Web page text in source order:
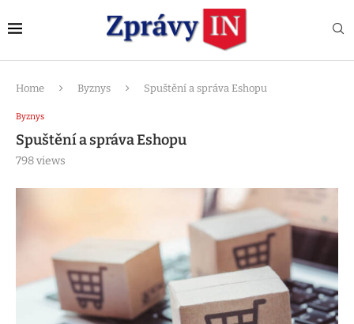
Home Byznys Spuštění a správa Eshopu
Byznys
Spuštění a správa Eshopu
798views